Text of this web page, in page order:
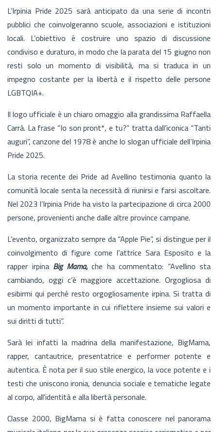
L’Irpinia Pride 2025 sarà anticipato da una serie di incontri
pubblici che coinvolgeranno scuole, associazioni e istituzioni
locali. L’obiettivo è costruire uno spazio di discussione
condiviso e duraturo, in modo che la parata del 15 giugno non
resti solo un momento di visibilità, ma si traduca in un
impegno costante per la libertà e il rispetto delle persone
LGBTQIA+.
Il logo ufficiale è un chiaro omaggio alla grandissima Raffaella
Carrà. La frase “Io son pront*, e tu?” tratta dall’iconica “Tanti
auguri”, canzone del 1978 è anche lo slogan ufficiale dell’Irpinia
Pride 2025.
La storia recente dei Pride ad Avellino testimonia quanto la
comunità locale senta la necessità di riunirsi e farsi ascoltare.
Nel 2023 l’Irpinia Pride ha visto la partecipazione di circa 2000
persone, provenienti anche dalle altre province campane.
L’evento, organizzato sempre da “Apple Pie”, si distingue per il
coinvolgimento di figure come l’attrice Sara Esposito e la
rapper irpinaBig Mama, che ha commentato: “Avellino sta
cambiando, oggi c’è maggiore accettazione. Orgogliosa di
esibirmi qui perché resto orgogliosamente irpina. Si tratta di
un momento importante in cui riflettere insieme sui valori e
sui diritti di tutti”.
Sarà lei infatti la madrina della manifestazione, BigMama,
rapper, cantautrice, presentatrice e performer potente e
autentica. È nota per il suo stile energico, la voce potente e i
testi che uniscono ironia, denuncia sociale e tematiche legate
al corpo, all'identità e alla libertà personale.
Classe 2000, BigMama si è fatta conoscere nel panorama